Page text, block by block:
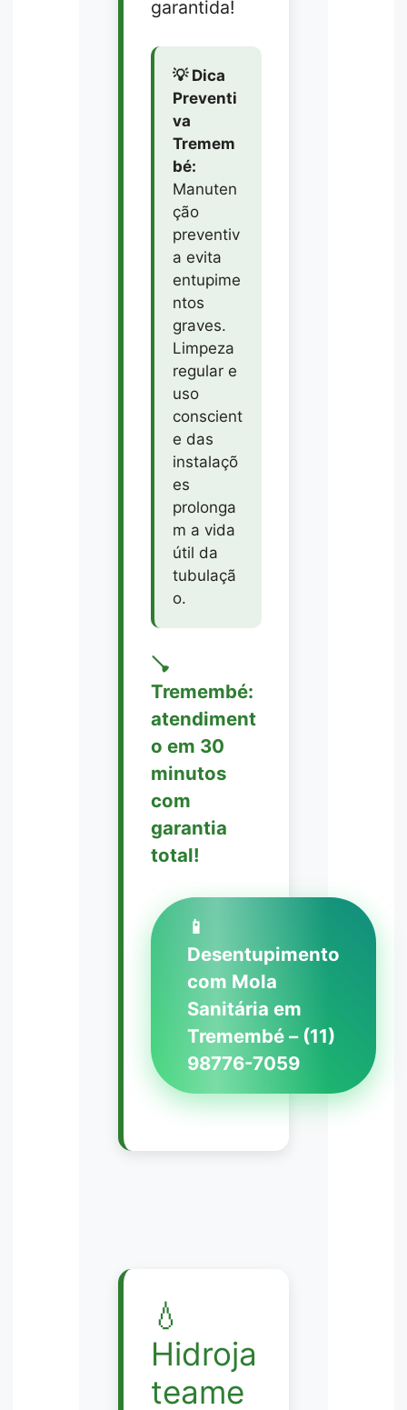
garantida!
💡 Dica
Preventi
va
Tremem
bé:
Manuten
ção
preventiv
a evita
entupime
ntos
graves.
Limpeza
regular e
uso
conscient
e das
instalaçõ
es
prolonga
m a vida
útil da
tubulaçã
o.
🪠
Tremembé:
atendiment
o em 30
minutos
com
garantia
total!
📱
Desentupimento
com Mola
Sanitária em
Tremembé – (11)
98776-7059
💧
Hidroja
teame